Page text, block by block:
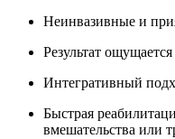
Неинвазивные и
Результат
Интегративный
Быстрая
вмешательства или